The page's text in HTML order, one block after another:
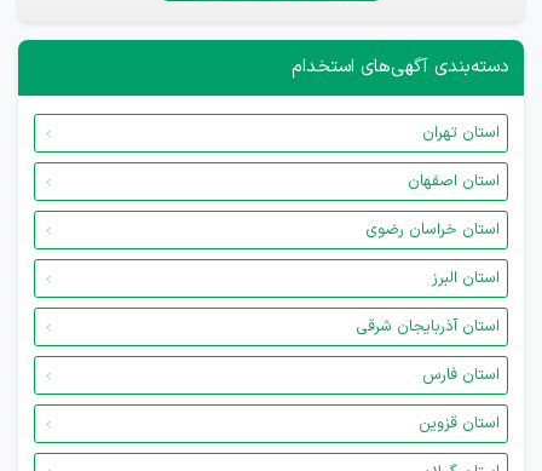
دسته‌بندی آگهی‌های استخدام
استان تهران
استان اصفهان
استان خراسان رضوی
استان البرز
استان آذربایجان شرقی
استان فارس
استان قزوین